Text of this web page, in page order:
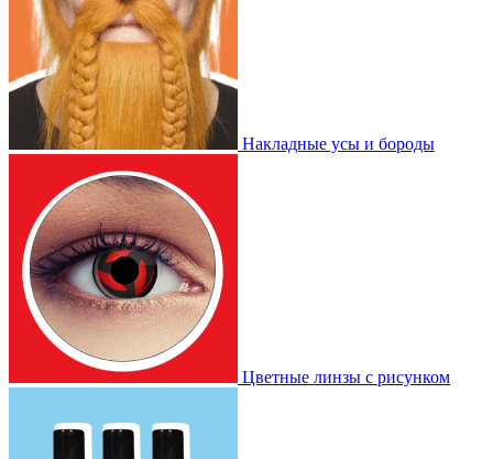
Накладные усы и бороды
Цветные линзы с рисунком